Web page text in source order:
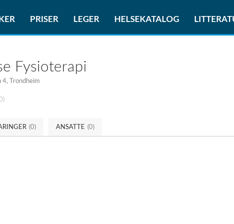
PRISER LEGER HELSEKATALOG
Fysioterapi
Trondheim
(0) ANSATTE (0)